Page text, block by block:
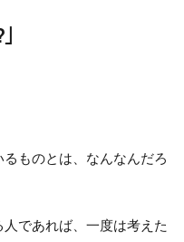
るものとは、なんなんだろ
であれば、一度は考えた